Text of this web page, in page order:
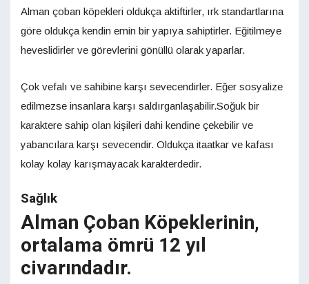
Alman çoban köpekleri oldukça aktiftirler, ırk standartlarına
göre oldukça kendin emin bir yapıya sahiptirler. Eğitilmeye
heveslidirler ve görevlerini gönüllü olarak yaparlar.
Çok vefalı ve sahibine karşı sevecendirler. Eğer sosyalize
edilmezse insanlara karşı saldırganlaşabilir.Soğuk bir
karaktere sahip olan kişileri dahi kendine çekebilir ve
yabancılara karşı sevecendir. Oldukça itaatkar ve kafası
kolay kolay karışmayacak karakterdedir.
Sağlık
Alman Çoban Köpeklerinin,
ortalama ömrü 12 yıl
civarındadır.